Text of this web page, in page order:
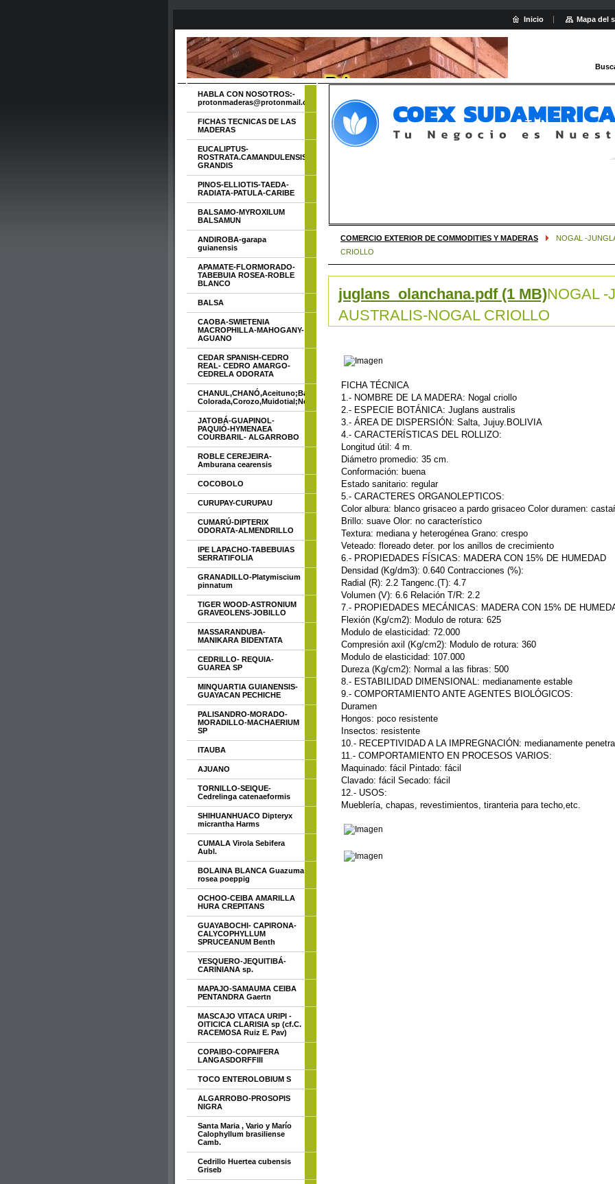
Tu Negocio es
COMERCIO EXTERIOR DE COMMODITIES Y MADERAS
NOGAL -
CRIOLLO
juglans_olanchana.pdf (1 MB)NOGAL -
AUSTRALIS-NOGAL CRIOLLO
FICHA TÉCNICA
1.- NOMBRE DE LA MADERA: Nogal criollo
2.- ESPECIE BOTÁNICA: Juglans australis
3.- ÁREA DE DISPERSIÓN: Salta, Jujuy.BOLIVIA
4.- CARACTERÍSTICAS DEL ROLLIZO:
Longitud útil: 4 m.
Diámetro promedio: 35 cm.
Conformación: buena
Estado sanitario: regular
5.- CARACTERES ORGANOLEPTICOS:
Color albura: blanco grisaceo a pardo grisaceo Color duramen:
Brillo: suave Olor: no característico
Textura: mediana y heterogénea Grano: crespo
Veteado: floreado deter. por los anillos de crecimiento
6.- PROPIEDADES FÍSICAS: MADERA CON 15% DE HUMEDAD
Densidad (Kg/dm3): 0.640 Contracciones (%):
Radial (R): 2.2 Tangenc.(T): 4.7
Volumen (V): 6.6 Relación T/R: 2.2
7.- PROPIEDADES MECÁNICAS: MADERA CON 15% DE
Flexión (Kg/cm2): Modulo de rotura: 625
Modulo de elasticidad: 72.000
Compresión axil (Kg/cm2): Modulo de rotura: 360
Modulo de elasticidad: 107.000
Dureza (Kg/cm2): Normal a las fibras: 500
8.- ESTABILIDAD DIMENSIONAL: medianamente estable
9.- COMPORTAMIENTO ANTE AGENTES BIOLÓGICOS:
Duramen
Hongos: poco resistente
Insectos: resistente
10.- RECEPTIVIDAD A LA IMPREGNACIÓN: medianamente
11.- COMPORTAMIENTO EN PROCESOS VARIOS:
Maquinado: fácil Pintado: fácil
Clavado: fácil Secado: fácil
12.- USOS:
Mueblería, chapas, revestimientos, tiranteria para techo,etc.
HABLA CON NOSOTROS:-
protonmaderas@protonmail.com
FICHAS TECNICAS DE LAS
MADERAS
EUCALIPTUS-
ROSTRATA.CAMANDULENSIS-
GRANDIS
PINOS-ELLIOTIS-TAEDA-
RADIATA-PATULA-CARIBE
BALSAMO-MYROXILUM
BALSAMUN
ANDIROBA-garapa
guianensis
APAMATE-FLORMORADO-
TABEBUIA ROSEA-ROBLE
BLANCO
BALSA
CAOBA-SWIETENIA
MACROPHILLA-MAHOGANY-
AGUANO
CEDAR SPANISH-CEDRO
REAL- CEDRO AMARGO-
CEDRELA ODORATA
CHANUL,CHANÓ,Aceituno;Batea;Quinilla
Colorada,Corozo,Muidotial;Nevavac
JATOBÁ-GUAPINOL-
PAQUIÓ-HYMENAEA
COURBARIL- ALGARROBO
ROBLE CEREJEIRA-
Amburana cearensis
COCOBOLO
CURUPAY-CURUPAU
CUMARÚ-DIPTERIX
ODORATA-ALMENDRILLO
IPE LAPACHO-TABEBUIAS
SERRATIFOLIA
GRANADILLO-Platymiscium
pinnatum
TIGER WOOD-ASTRONIUM
GRAVEOLENS-JOBILLO
MASSARANDUBA-
MANIKARA BIDENTATA
CEDRILLO- REQUIA-
GUAREA SP
MINQUARTIA GUIANENSIS-
GUAYACAN PECHICHE
PALISANDRO-MORADO-
MORADILLO-MACHAERIUM
SP
ITAUBA
AJUANO
TORNILLO-SEIQUE-
Cedrelinga catenaeformis
SHIHUANHUACO Dipteryx
micrantha Harms
CUMALA Virola Sebifera
Aubl.
BOLAINA BLANCA Guazuma
rosea poeppig
OCHOO-CEIBA AMARILLA
HURA CREPITANS
GUAYABOCHI- CAPIRONA-
CALYCOPHYLLUM
SPRUCEANUM Benth
YESQUERO-JEQUITIBÁ-
CARINIANA sp.
MAPAJO-SAMAUMA CEIBA
PENTANDRA Gaertn
MASCAJO VITACA URIPI -
OITICICA CLARISIA sp (cf.C.
RACEMOSA Ruiz E. Pav)
COPAIBO-COPAIFERA
LANGASDORFFIII
TOCO ENTEROLOBIUM S
ALGARROBO-PROSOPIS
NIGRA
Santa Maria , Vario y Marío
Calophyllum brasiliense
Camb.
Cedrillo Huertea cubensis
Griseb
Inicio Mapa del